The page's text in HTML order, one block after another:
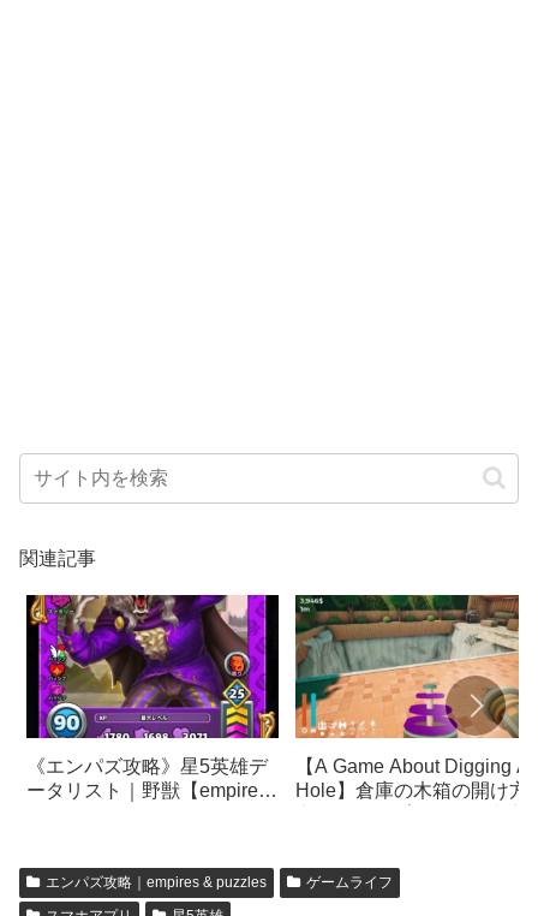
関連記事
《エンパズ攻略》星5英雄デ
ータリスト｜野獣【empires
【A Game About Digging A
Hole】倉庫の木箱の開け方
エンパズ攻略｜empires & puzzles
ゲームライフ